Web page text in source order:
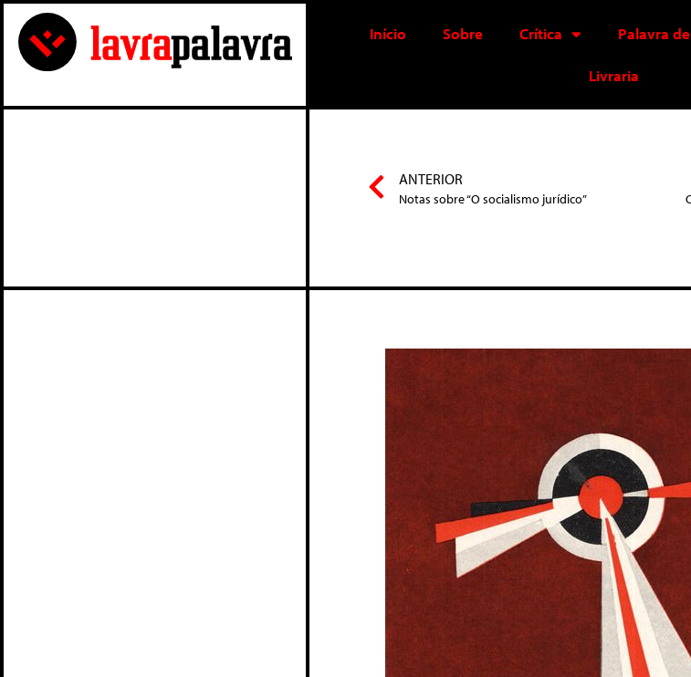
Início Sobre Crítica Palavra
Livraria
ANTERIOR
Notas sobre “O socialismo jurídico”